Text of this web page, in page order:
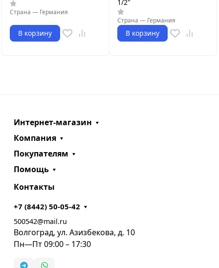
Страна — Германия
В корзину
1/2"
Страна — Германия
В корзину
Интернет-магазин
Компания
Покупателям
Помощь
Контакты
+7 (8442) 50-05-42
500542@mail.ru
Волгоград, ул. Азизбекова, д. 10
Пн—Пт 09:00 – 17:30